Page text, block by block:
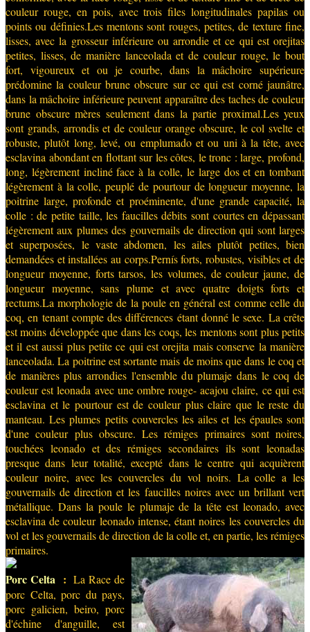
couleur rouge, en pois, avec trois files longitudinales papilas ou
points ou définies.Les mentons sont rouges, petites, de texture fine,
lisses, avec la grosseur inférieure ou arrondie et ce qui est orejitas
petites, lisses, de manière lanceolada et de couleur rouge, le bout
fort, vigoureux et ou je courbe, dans la mâchoire supérieure
prédomine la couleur brune obscure sur ce qui est corné jaunâtre,
dans la mâchoire inférieure peuvent apparaître des taches de couleur
brune obscure mères seulement dans la partie proximal.Les yeux
sont grands, arrondis et de couleur orange obscure, le col svelte et
robuste, plutôt long, levé, ou emplumado et ou uni à la tête, avec
esclavina abondant en flottant sur les côtes, le tronc : large, profond,
long, légèrement incliné face à la colle, le large dos et en tombant
légèrement à la colle, peuplé de pourtour de longueur moyenne, la
poitrine large, profonde et proéminente, d'une grande capacité, la
colle : de petite taille, les faucilles débits sont courtes en dépassant
légèrement aux plumes des gouvernails de direction qui sont larges
et superposées, le vaste abdomen, les ailes plutôt petites, bien
demandées et installées au corps.Pernís forts, robustes, visibles et de
longueur moyenne, forts tarsos, les volumes, de couleur jaune, de
longueur moyenne, sans plume et avec quatre doigts forts et
rectums.La morphologie de la poule en général est comme celle du
coq, en tenant compte des différences étant donné le sexe. La crête
est moins développée que dans les coqs, les mentons sont plus petits
et il est aussi plus petite ce qui est orejita mais conserve la manière
lanceolada. La poitrine est sortante mais de moins que dans le coq et
de manières plus arrondies l'ensemble du plumaje dans le coq de
couleur est leonada avec une ombre rouge- acajou claire, ce qui est
esclavina et le pourtour est de couleur plus claire que le reste du
manteau. Les plumes petits couvercles les ailes et les épaules sont
d'une couleur plus obscure. Les rémiges primaires sont noires,
touchées leonado et des rémiges secondaires ils sont leonadas
presque dans leur totalité, excepté dans le centre qui acquièrent
couleur noire, avec les couvercles du vol noirs. La colle a les
gouvernails de direction et les faucilles noires avec un brillant vert
métallique. Dans la poule le plumaje de la tête est leonado, avec
esclavina de couleur leonado intense, étant noires les couvercles du
vol et les gouvernails de direction de la colle et, en partie, les rémiges
primaires.
Porc Celta : La Race de
porc Celta, porc du pays,
porc galicien, beiro, porc
d'échine d'anguille, est